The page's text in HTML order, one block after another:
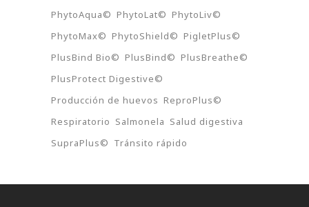
PhytoAqua© PhytoLat© PhytoLiv©
PhytoMax© PhytoShield© PigletPlus©
PlusBind Bio© PlusBind© PlusBreathe©
PlusProtect Digestive©
Producción de huevos ReproPlus©
Respiratorio Salmonela Salud digestiva
SupraPlus© Tránsito rápido